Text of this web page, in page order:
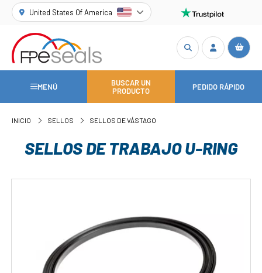
United States Of America
MENÚ
BUSCAR UN
PRODUCTO
PEDIDO RÁPIDO
INICIO SELLOS SELLOS DE VÁSTAGO
SELLOS DE TRABAJO U-RING